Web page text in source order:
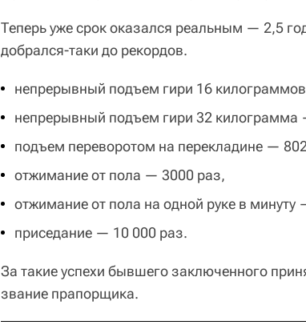
Теперь уже срок оказался реальным — 2,5
добрался-таки до рекордов.
непрерывный подъем гири 16
непрерывный подъем гири 32 килограмма
подъем переворотом на перекладине —
отжимание от пола — 3000 раз,
отжимание от пола на одной руке в минуту
приседание — 10 000 раз.
За такие успехи бывшего заключенного
звание прапорщика.